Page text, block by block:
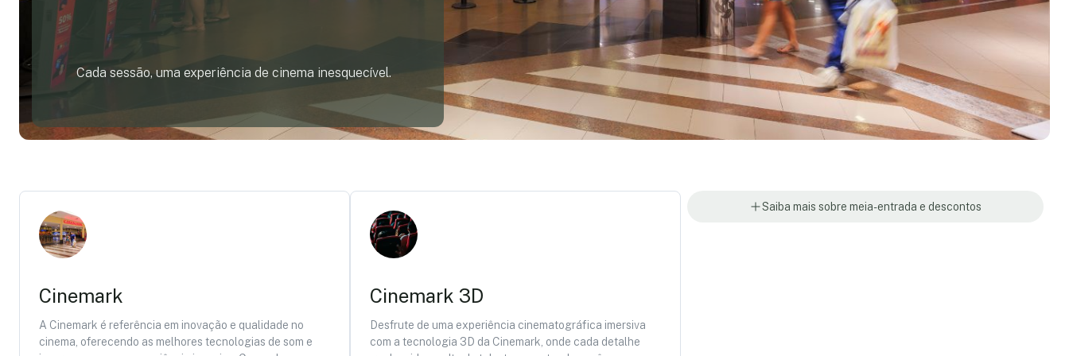
Cada sessão, uma experiência de cinema inesquecível.
Cinemark
A Cinemark é referência em inovação e qualidade no
cinema, oferecendo as melhores tecnologias de som e
Cinemark 3D
Desfrute de uma experiência cinematográfica imersiva
com a tecnologia 3D da Cinemark, onde cada detalhe
Saiba mais sobre meia-entrada e descontos